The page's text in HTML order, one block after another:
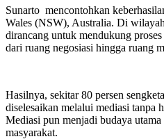
Sunarto mencontohkan
Wales (NSW), Australia. Di
dirancang untuk mendukung
dari ruang negosiasi hingga ruang
Hasilnya, sekitar 80 persen
diselesaikan melalui mediasi tanpa
Mediasi pun menjadi budaya
masyarakat.